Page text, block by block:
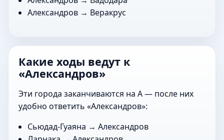
Александров → Веракрус
Какие ходы ведут к
«Александров»
Эти города заканчиваются на А — после них
удобно ответить «Александров»:
Сьюдад-Гуаяна → Александров